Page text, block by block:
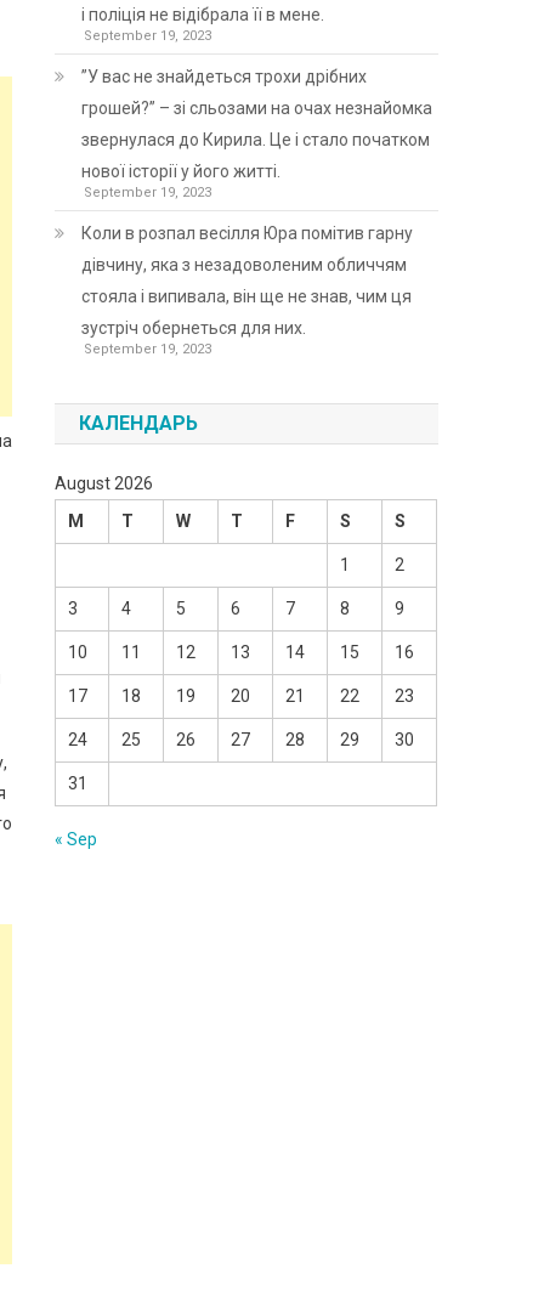
і поліція не відібрала її в мене.
September 19, 2023
”У вас не знайдеться трохи дрібних
грошей?” – зі сльозами на очах незнайомка
звернулася до Кирила. Це і стало початком
нової історії у його житті.
September 19, 2023
Коли в розпал весілля Юра помітив гарну
дівчину, яка з незадоволеним обличчям
стояла і випивала, він ще не знав, чим ця
зустріч обернеться для них.
September 19, 2023
КАЛЕНДАРЬ
August 2026
M
T W T F S S
1 2
3 4 5 6 7 8 9
10 11 12 13 14 15 16
17 18 19 20 21 22 23
24 25 26 27 28 29 30
31
« Sep